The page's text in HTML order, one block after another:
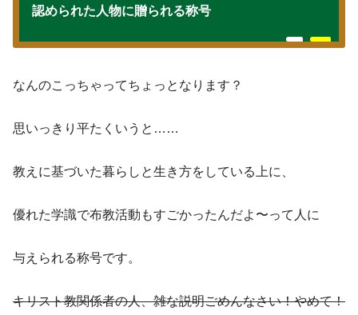
認められた人物に贈られる称号
なんのこっちゃってちょっとなります？
思いっきり平たくいうと……
教えに基づいた暮らしと生き方をしている上に、
優れた学識で布教活動もすごかったんだよ〜って人に
与えられる称号です。
キリスト教関係者の人、雑な説明ごめんなさい！やめて！